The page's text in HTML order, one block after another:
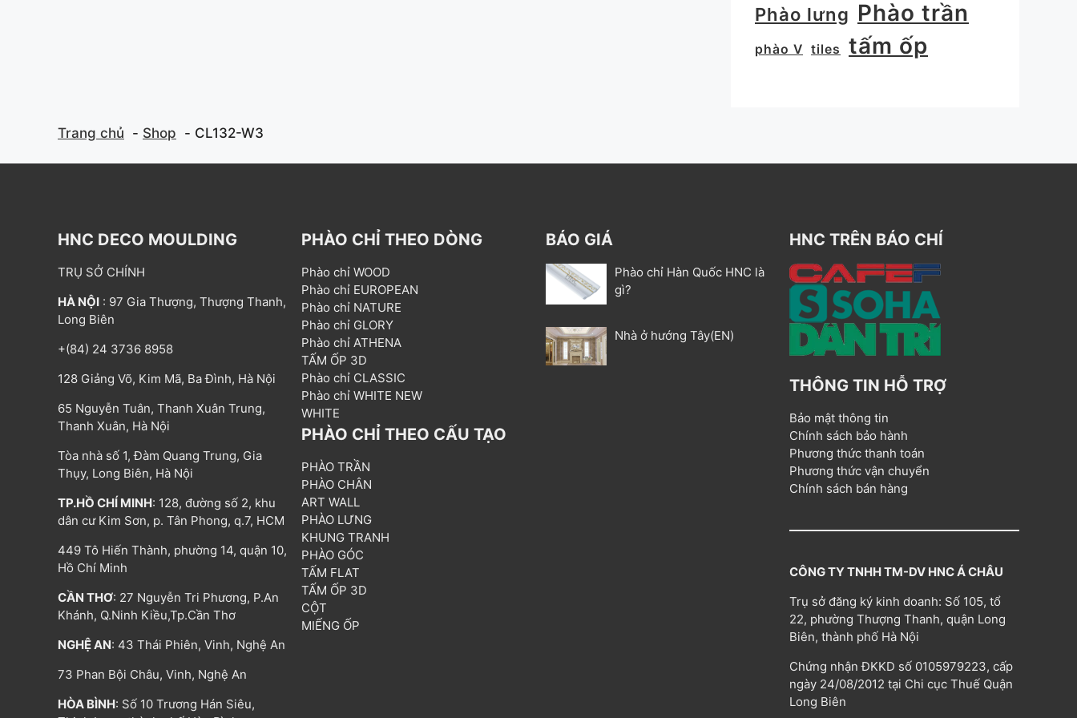
Phào lưng Phào trần
phào V tiles tấm ốp
Trang chủ Shop CL132-W3
HNC DECO MOULDING
TRỤ SỞ CHÍNH
HÀ NỘI : 97 Gia Thượng, Thượng Thanh,
Long Biên
+(84) 24 3736 8958
128 Giảng Võ, Kim Mã, Ba Đình, Hà Nội
65 Nguyễn Tuân, Thanh Xuân Trung,
Thanh Xuân, Hà Nội
Tòa nhà số 1, Đàm Quang Trung, Gia
Thụy, Long Biên, Hà Nội
TP.HỒ CHÍ MINH: 128, đường số 2, khu
dân cư Kim Sơn, p. Tân Phong, q.7, HCM
449 Tô Hiến Thành, phường 14, quận 10,
Hồ Chí Minh
CẦN THƠ: 27 Nguyễn Tri Phương, P.An
Khánh, Q.Ninh Kiều,Tp.Cần Thơ
NGHỆ AN: 43 Thái Phiên, Vinh, Nghệ An
73 Phan Bội Châu, Vinh, Nghệ An
HÒA BÌNH: Số 10 Trương Hán Siêu,
PHÀO CHỈ THEO DÒNG
Phào chỉ WOOD
Phào chỉ EUROPEAN
Phào chỉ NATURE
Phào chỉ GLORY
Phào chỉ ATHENA
TẤM ỐP 3D
Phào chỉ CLASSIC
Phào chỉ WHITE NEW
WHITE
PHÀO CHỈ THEO CẤU TẠO
PHÀO TRẦN
PHÀO CHÂN
ART WALL
PHÀO LƯNG
KHUNG TRANH
PHÀO GÓC
TẤM FLAT
TẤM ỐP 3D
CỘT
MIẾNG ỐP
BÁO GIÁ
Phào chỉ Hàn Quốc HNC là
gì?
Nhà ở hướng Tây(EN)
HNC TRÊN BÁO CHÍ
THÔNG TIN HỖ TRỢ
Bảo mật thông tin
Chính sách bảo hành
Phương thức thanh toán
Phương thức vận chuyển
Chính sách bán hàng
CÔNG TY TNHH TM-DV HNC Á CHÂU
Trụ sở đăng ký kinh doanh: Số 105, tổ
22, phường Thượng Thanh, quận Long
Biên, thành phố Hà Nội
Chứng nhận ĐKKD số 0105979223, cấp
ngày 24/08/2012 tại Chi cục Thuế Quận
Long Biên